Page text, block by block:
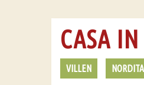
VILLEN
CASA